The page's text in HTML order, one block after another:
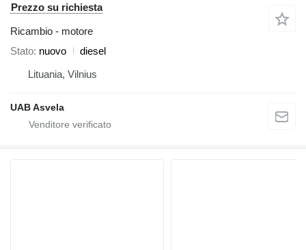
Prezzo su richiesta
Ricambio - motore
Stato nuovo
diesel
Lituania, Vilnius
UAB Asvela